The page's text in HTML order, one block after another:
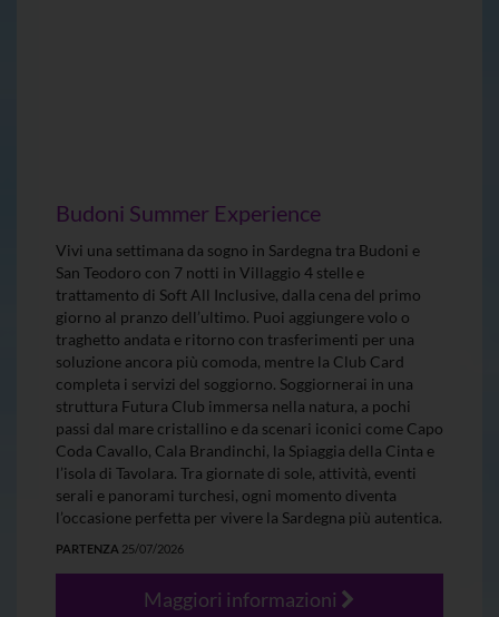
Budoni Summer Experience
Vivi una settimana da sogno in Sardegna tra Budoni e
San Teodoro con 7 notti in Villaggio 4 stelle e
trattamento di Soft All Inclusive, dalla cena del primo
giorno al pranzo dell’ultimo. Puoi aggiungere volo o
traghetto andata e ritorno con trasferimenti per una
soluzione ancora più comoda, mentre la Club Card
completa i servizi del soggiorno. Soggiornerai in una
struttura Futura Club immersa nella natura, a pochi
passi dal mare cristallino e da scenari iconici come Capo
Coda Cavallo, Cala Brandinchi, la Spiaggia della Cinta e
l’isola di Tavolara. Tra giornate di sole, attività, eventi
serali e panorami turchesi, ogni momento diventa
l’occasione perfetta per vivere la Sardegna più autentica.
PARTENZA 25/07/2026
Maggiori informazioni